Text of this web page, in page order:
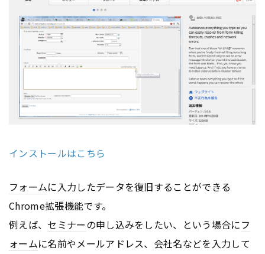
インストールはこちら
フォームに入力したデータを復旧することができる
Chrome拡張機能です。
例えば、 セミナーの申し込みをしたい、という場合にフ
ォームに名前やメールアドレス、会社名などを入力して